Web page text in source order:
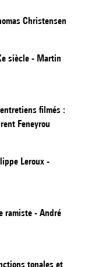
Christensen
siècle - Martin
filmés :
Feneyrou
Leroux -
ramiste - André
tonales et